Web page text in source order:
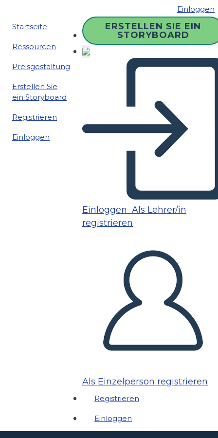
Einloggen
Startseite
Ressourcen
Preisgestaltung
Erstellen Sie
ein Storyboard
Registrieren
Einloggen
ERSTELLEN SIE EIN
STORYBOARD
Einloggen Als Lehrer/in
registrieren
Als Einzelperson registrieren
Registrieren
Einloggen